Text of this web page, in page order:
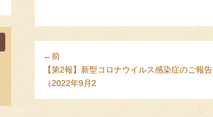
←前
【第2報】新型コロナウイルス感染症のご報告
（2022年9月2